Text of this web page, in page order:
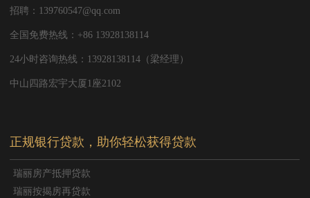
招聘：139760547@qq.com
全国免费热线：+86 13928138114
24小时咨询热线：13928138114（梁经理）
中山四路宏宇大厦1座2102
正规银行贷款，助你轻松获得贷款
瑞丽房产抵押贷款
瑞丽按揭房再贷款